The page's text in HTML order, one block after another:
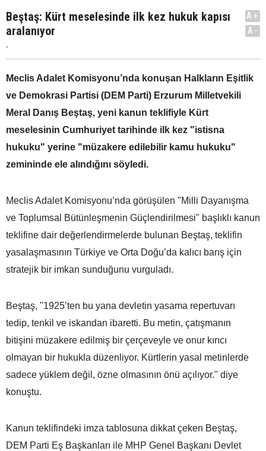
Beştaş: Kürt meselesinde ilk kez hukuk kapısı
aralanıyor
.
A+
A-
Meclis Adalet Komisyonu’nda konuşan Halkların Eşitlik
ve Demokrasi Partisi (DEM Parti) Erzurum Milletvekili
Meral Danış Beştaş, yeni kanun teklifiyle Kürt
meselesinin Cumhuriyet tarihinde ilk kez "istisna
hukuku" yerine "müzakere edilebilir kamu hukuku"
zemininde ele alındığını söyledi.
Meclis Adalet Komisyonu’nda görüşülen "Milli Dayanışma
ve Toplumsal Bütünleşmenin Güçlendirilmesi" başlıklı kanun
teklifine dair değerlendirmelerde bulunan Beştaş, teklifin
yasalaşmasının Türkiye ve Orta Doğu’da kalıcı barış için
stratejik bir imkan sunduğunu vurguladı.
Beştaş, "1925’ten bu yana devletin yasama repertuvarı
tedip, tenkil ve iskandan ibaretti. Bu metin, çatışmanın
bitişini müzakere edilmiş bir çerçeveyle ve onur kırıcı
olmayan bir hukukla düzenliyor. Kürtlerin yasal metinlerde
sadece yüklem değil, özne olmasının önü açılıyor." diye
konuştu.
Kanun teklifindeki imza tablosuna dikkat çeken Beştaş,
DEM Parti Eş Başkanları ile MHP Genel Başkanı Devlet